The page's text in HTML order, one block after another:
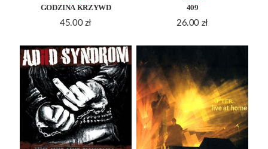
GODZINA KRZYWD
45.00 zł
409
26.00 zł